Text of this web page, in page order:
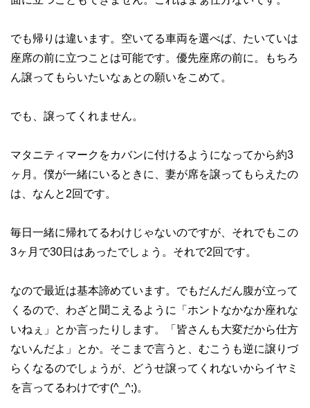
でも帰りは違います。空いてる車両を選べば、たいていは
座席の前に立つことは可能です。優先座席の前に。もちろ
ん譲ってもらいたいなぁとの願いをこめて。
でも、譲ってくれません。
マタニティマークをカバンに付けるようになってから約3
ヶ月。僕が一緒にいるときに、妻が席を譲ってもらえたの
は、なんと2回です。
毎日一緒に帰れてるわけじゃないのですが、それでもこの
3ヶ月で30日はあったでしょう。それで2回です。
なので最近は基本諦めています。でもだんだん腹が立って
くるので、わざと聞こえるように「ホントなかなか座れな
いねぇ」とか言ったりします。「皆さんも大変だから仕方
ないんだよ」とか。そこまで言うと、むこうも逆に譲りづ
らくなるのでしょうが、どうせ譲ってくれないからイヤミ
を言ってるわけです(^_^;)。